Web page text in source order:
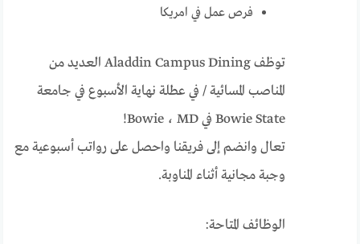
فرص عمل في امريكا
توظف Aladdin Campus Dining العديد من
المناصب المسائية / في عطلة نهاية الأسبوع في جامعة
Bowie State في Bowie ، MD!
تعال وانضم إلى فريقنا واحصل على رواتب أسبوعية مع
وجبة مجانية أثناء المناوبة.
الوظائف المتاحة: